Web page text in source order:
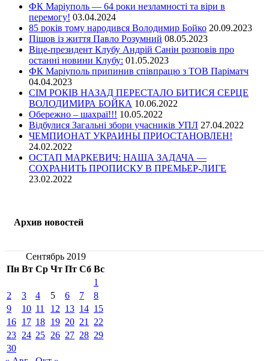
ФК Маріуполь — 64 роки незламності та віри в
перемогу! 03.04.2024
85 років тому народився Володимир Бойко 20.09.2023
Пішов із життя Павло Розумний 08.05.2023
Віце-президент Клубу Андрій Санін розповів про
останні новини Клубу: 01.05.2023
ФК Маріуполь припинив співпрацю з ТОВ Паріматч
04.04.2023
СІМ РОКІВ НАЗАД ПЕРЕСТАЛО БИТИСЯ СЕРЦЕ
ВОЛОДИМИРА БОЙКА 10.06.2022
Обережно – шахраї!!! 10.05.2022
Відбулися Загальні збори учасників УПЛ 27.04.2022
ЧЕМПИОНАТ УКРАИНЫ ПРИОСТАНОВЛЕН!
24.02.2022
ОСТАП МАРКЕВИЧ: НАША ЗАДАЧА —
СОХРАНИТЬ ПРОПИСКУ В ПРЕМЬЕР-ЛИГЕ
23.02.2022
Архив новостей
Сентябрь 2019
Пн Вт Ср Чт Пт Сб Вс
1
2
3 4 5 6 7
8
9
10 11 12 13 14 15
16 17 18 19 20 21
22
23 24 25 26 27 28 29
30